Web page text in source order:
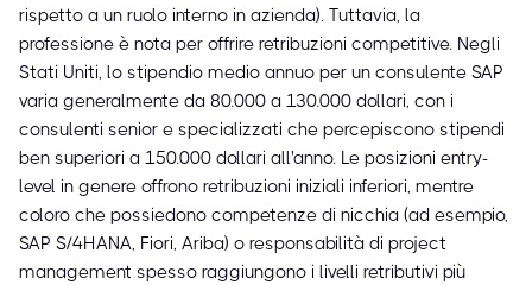
rispetto a un ruolo interno in azienda). Tuttavia, la
professione è nota per offrire retribuzioni competitive. Negli
Stati Uniti, lo stipendio medio annuo per un consulente SAP
varia generalmente da 80.000 a 130.000 dollari, con i
consulenti senior e specializzati che percepiscono stipendi
ben superiori a 150.000 dollari all'anno. Le posizioni entry-
level in genere offrono retribuzioni iniziali inferiori, mentre
coloro che possiedono competenze di nicchia (ad esempio,
SAP S/4HANA, Fiori, Ariba) o responsabilità di project
management spesso raggiungono i livelli retributivi più